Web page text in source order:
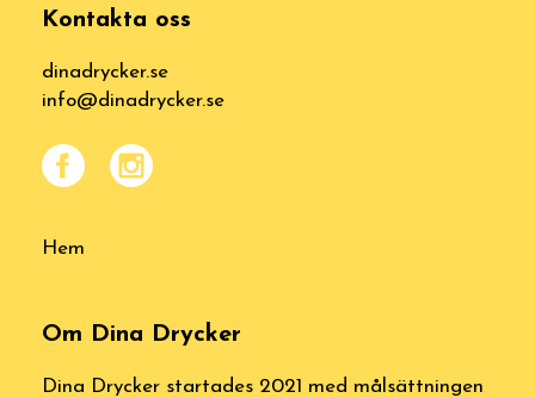
Kontakta oss
dinadrycker.se
info@dinadrycker.se
Hem
Om Dina Drycker
Dina Drycker startades 2021 med målsättningen